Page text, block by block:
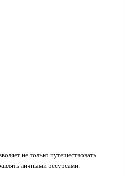
не только путешествовать
личными ресурсами.